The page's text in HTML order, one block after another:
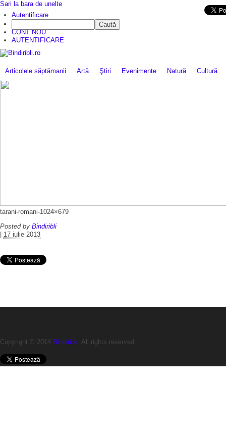
CONT NOU
AUTENTIFICARE
Articolele săptămanii Artă Ştiri Evenimente Natură Cultură
tarani-romani-1024×679
Posted by Bindiribli
17 iulie 2013
Copyright © 2014 Bindiribli. All rights reserved.
Sari la bara de unelte
Autentificare
Caută